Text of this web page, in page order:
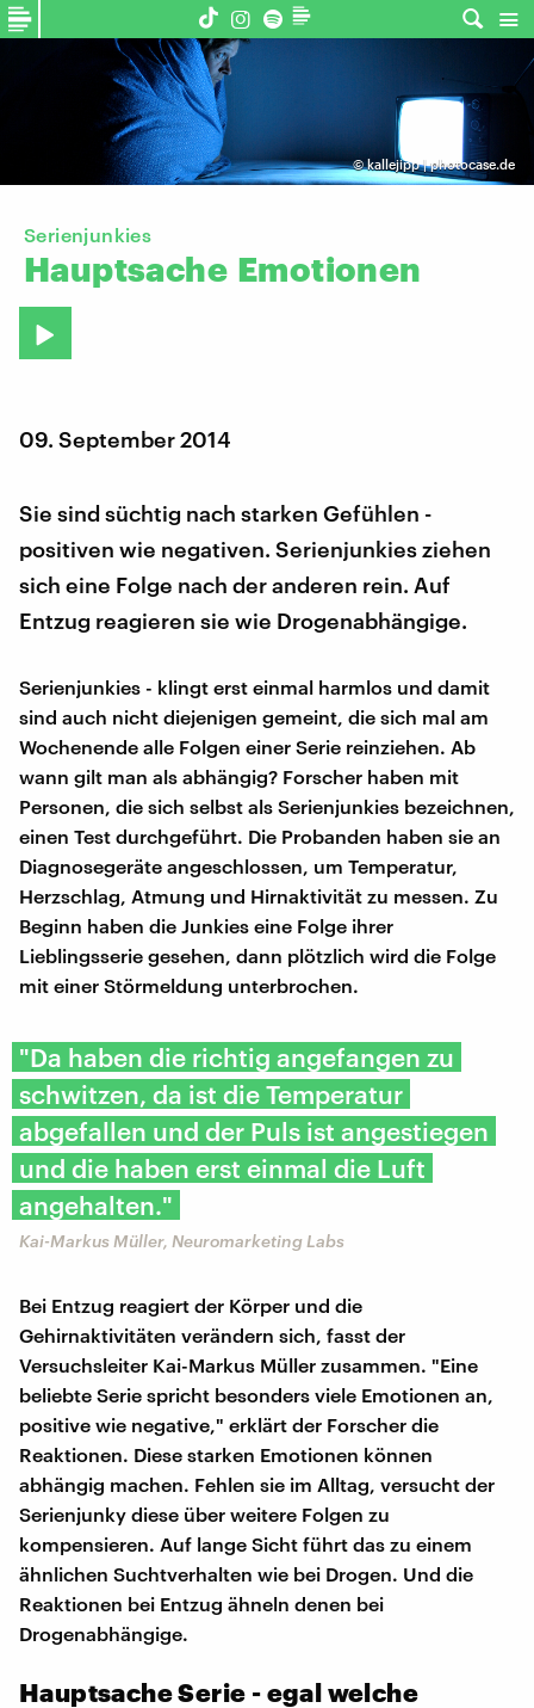
©kallejipp | photocase.de
Serienjunkies
Hauptsache Emotionen
09. September 2014
Sie sind süchtig nach starken Gefühlen -
positiven wie negativen. Serienjunkies ziehen
sich eine Folge nach der anderen rein. Auf
Entzug reagieren sie wie Drogenabhängige.
Serienjunkies - klingt erst einmal harmlos und damit
sind auch nicht diejenigen gemeint, die sich mal am
Wochenende alle Folgen einer Serie reinziehen. Ab
wann gilt man als abhängig? Forscher haben mit
Personen, die sich selbst als Serienjunkies bezeichnen,
einen Test durchgeführt. Die Probanden haben sie an
Diagnosegeräte angeschlossen, um Temperatur,
Herzschlag, Atmung und Hirnaktivität zu messen. Zu
Beginn haben die Junkies eine Folge ihrer
Lieblingsserie gesehen, dann plötzlich wird die Folge
mit einer Störmeldung unterbrochen.
"Da haben die richtig angefangen zu
schwitzen, da ist die Temperatur
abgefallen und der Puls ist angestiegen
und die haben erst einmal die Luft
angehalten."
Kai-Markus Müller, Neuromarketing Labs
Bei Entzug reagiert der Körper und die
Gehirnaktivitäten verändern sich, fasst der
Versuchsleiter Kai-Markus Müller zusammen. "Eine
beliebte Serie spricht besonders viele Emotionen an,
positive wie negative," erklärt der Forscher die
Reaktionen. Diese starken Emotionen können
abhängig machen. Fehlen sie im Alltag, versucht der
Serienjunky diese über weitere Folgen zu
kompensieren. Auf lange Sicht führt das zu einem
ähnlichen Suchtverhalten wie bei Drogen. Und die
Reaktionen bei Entzug ähneln denen bei
Drogenabhängige.
Hauptsache Serie - egal welche